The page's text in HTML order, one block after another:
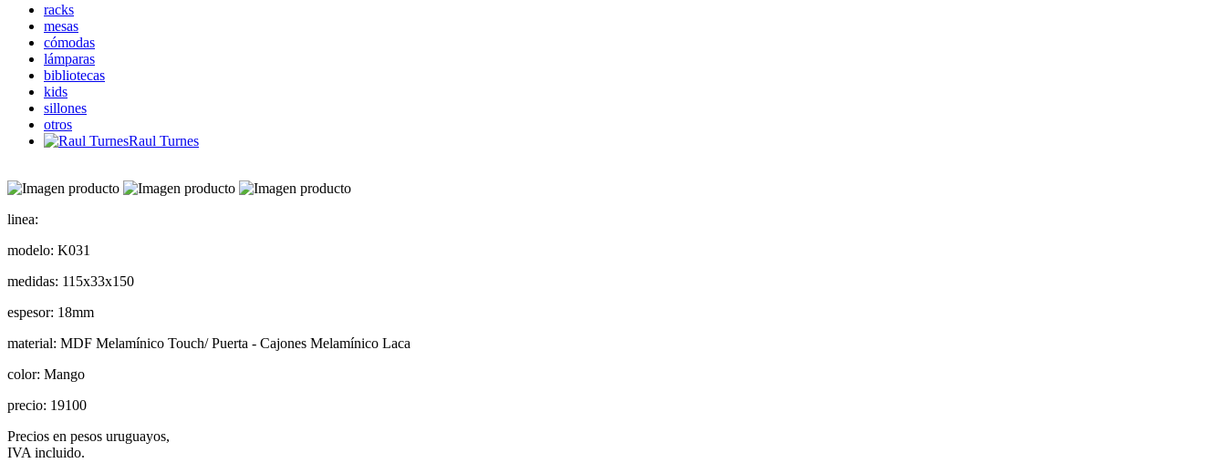
racks
mesas
cómodas
lámparas
bibliotecas
kids
sillones
otros
Raul Turnes
linea:
modelo: K031
medidas: 115x33x150
espesor: 18mm
material: MDF Melamínico Touch/ Puerta - Cajones Melamínico Laca
color: Mango
precio: 19100
Precios en pesos uruguayos,
IVA incluido.